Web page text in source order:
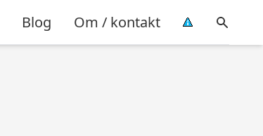
Blog Om / kontakt